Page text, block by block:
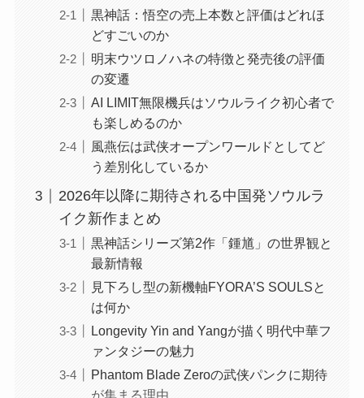
黒神話：悟空の売上本数と評価はどれほ
どすごいのか
明末ウツロノハネの特徴と発売後の評価
の変遷
AI LIMIT無限機兵はソウルライク初心者で
も楽しめるのか
風燕伝は武侠オープンワールドとしてど
う差別化しているか
2026年以降に期待される中国発ソウルラ
イク新作まとめ
黒神話シリーズ第2作「鍾馗」の世界観と
最新情報
見下ろし型の新機軸FYORA’S SOULSと
は何か
Longevity Yin and Yangが描く明代中華フ
ァンタジーの魅力
Phantom Blade Zeroの武侠パンクに期待
が集まる理由